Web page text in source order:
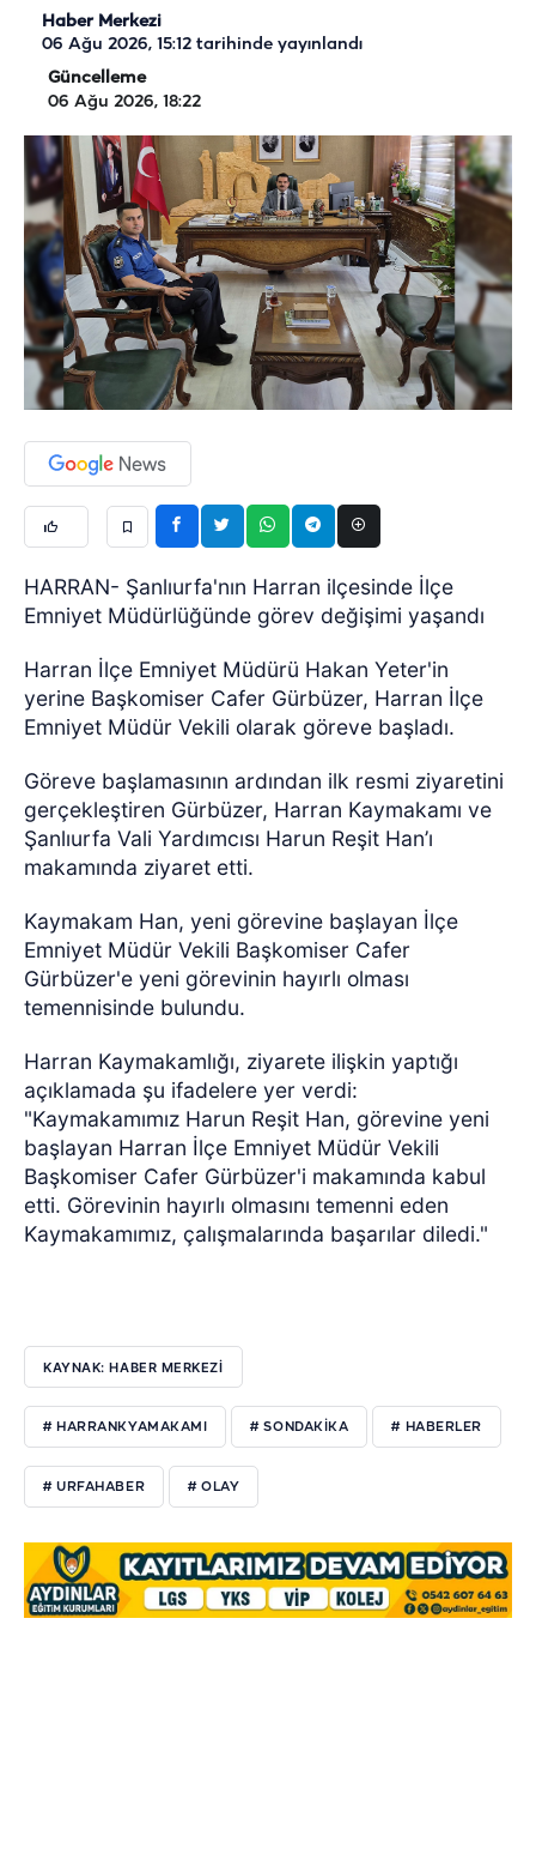
Haber Merkezi
06 Ağu 2026, 15:12 tarihinde yayınlandı
Güncelleme
06 Ağu 2026, 18:22
HARRAN- Şanlıurfa'nın Harran ilçesinde İlçe
Emniyet Müdürlüğünde görev değişimi yaşandı
Harran İlçe Emniyet Müdürü Hakan Yeter'in
yerine Başkomiser Cafer Gürbüzer, Harran İlçe
Emniyet Müdür Vekili olarak göreve başladı.
Göreve başlamasının ardından ilk resmi ziyaretini
gerçekleştiren Gürbüzer, Harran Kaymakamı ve
Şanlıurfa Vali Yardımcısı Harun Reşit Han’ı
makamında ziyaret etti.
Kaymakam Han, yeni görevine başlayan İlçe
Emniyet Müdür Vekili Başkomiser Cafer
Gürbüzer'e yeni görevinin hayırlı olması
temennisinde bulundu.
Harran Kaymakamlığı, ziyarete ilişkin yaptığı
açıklamada şu ifadelere yer verdi:
"Kaymakamımız Harun Reşit Han, görevine yeni
başlayan Harran İlçe Emniyet Müdür Vekili
Başkomiser Cafer Gürbüzer'i makamında kabul
etti. Görevinin hayırlı olmasını temenni eden
Kaymakamımız, çalışmalarında başarılar diledi."
KAYNAK: HABER MERKEZI
# HARRANKYAMAKAMI # SONDAKİKA # HABERLER
# URFAHABER # OLAY